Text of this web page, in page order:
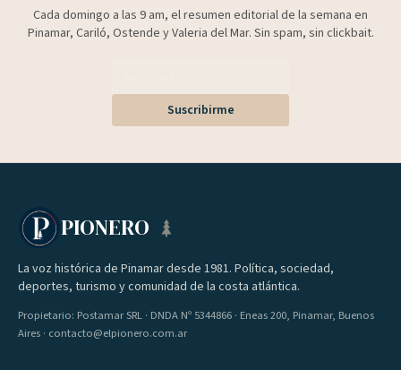
Cada domingo a las 9 am, el resumen editorial de la semana en
Pinamar, Cariló, Ostende y Valeria del Mar. Sin spam, sin clickbait.
Suscribirme
PIONERO
La voz histórica de Pinamar desde 1981. Política, sociedad,
deportes, turismo y comunidad de la costa atlántica.
Propietario: Postamar SRL · DNDA Nº 5344866 · Eneas 200, Pinamar, Buenos
Aires · contacto@elpionero.com.ar